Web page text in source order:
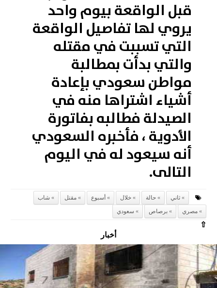
قبل الواقعة بيوم واحد
يروي لها تفاصيل الواقعة
التي تسببت في مقتله
والتي بدأت بمطالبة
مواطن سعودي بإعادة
أشياء اشتراها منه في
الصيدلة فطالبه بفاتورة
الأدوية ، فأخبره السعودي
أنه سيعود له في اليوم
التالى.
ثاني حالة خلال أسبوع مقتل
شاب
مصري
برصاص سعودي
⇧
أخبار